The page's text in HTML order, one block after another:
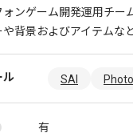
ォンゲーム開発運用チー
や背景およびアイテムな
ル SAI
有